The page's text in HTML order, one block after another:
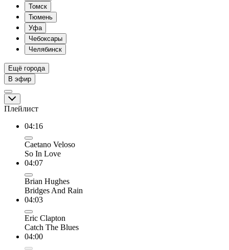
Томск
Тюмень
Уфа
Чебоксары
Челябинск
Ещё города
В эфир
Плейлист
04:16
Caetano Veloso
So In Love
04:07
Brian Hughes
Bridges And Rain
04:03
Eric Clapton
Catch The Blues
04:00